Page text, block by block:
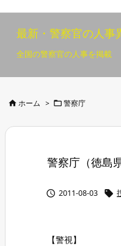
最新・警察官の人事
全国の警察官の人事を掲載
 ホーム >  警察庁
警察庁（徳
 2011-08-03 
【警視】